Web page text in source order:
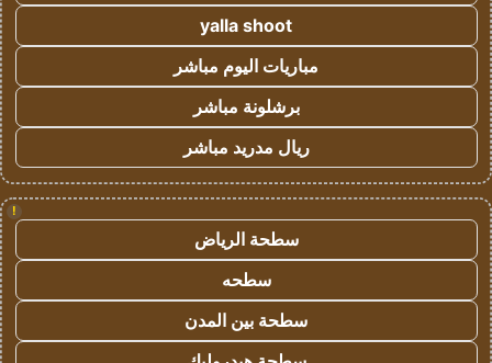
yalla shoot
مباريات اليوم مباشر
برشلونة مباشر
ريال مدريد مباشر
!
سطحة الرياض
سطحه
سطحة بين المدن